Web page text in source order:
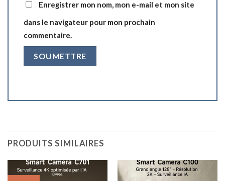
Enregistrer mon nom, mon e-mail et mon site
dans le navigateur pour mon prochain
commentaire.
PRODUITS SIMILAIRES